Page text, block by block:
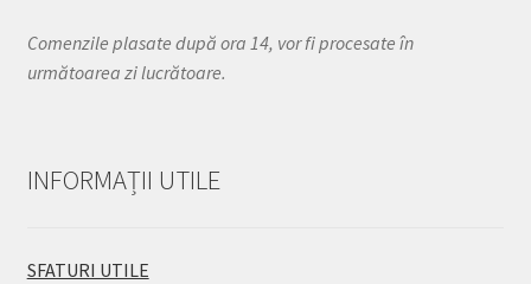
Comenzile plasate după ora 14, vor fi procesate în
următoarea zi lucrătoare.
INFORMAȚII UTILE
SFATURI UTILE